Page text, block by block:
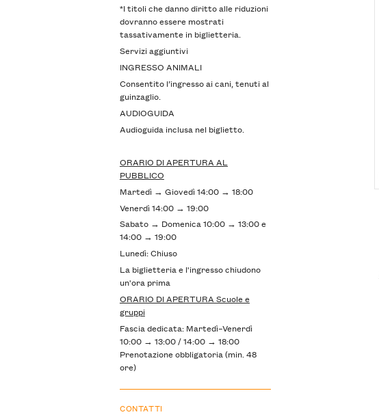
*I titoli che danno diritto alle riduzioni
dovranno essere mostrati
tassativamente in biglietteria.
Servizi aggiuntivi
INGRESSO ANIMALI
Consentito l’ingresso ai cani, tenuti al
guinzaglio.
AUDIOGUIDA
Audioguida inclusa nel biglietto.
ORARIO DI APERTURA AL
PUBBLICO
Martedì → Giovedì 14:00 → 18:00
Venerdì 14:00 → 19:00
Sabato → Domenica 10:00 → 13:00 e
14:00 → 19:00
Lunedì: Chiuso
La biglietteria e l'ingresso chiudono
un'ora prima
ORARIO DI APERTURA Scuole e
gruppi
Fascia dedicata: Martedì–Venerdì
10:00 → 13:00 / 14:00 → 18:00
Prenotazione obbligatoria (min. 48
ore)
CONTATTI